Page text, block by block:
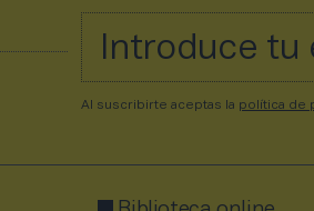
Al suscribirte aceptas la política de